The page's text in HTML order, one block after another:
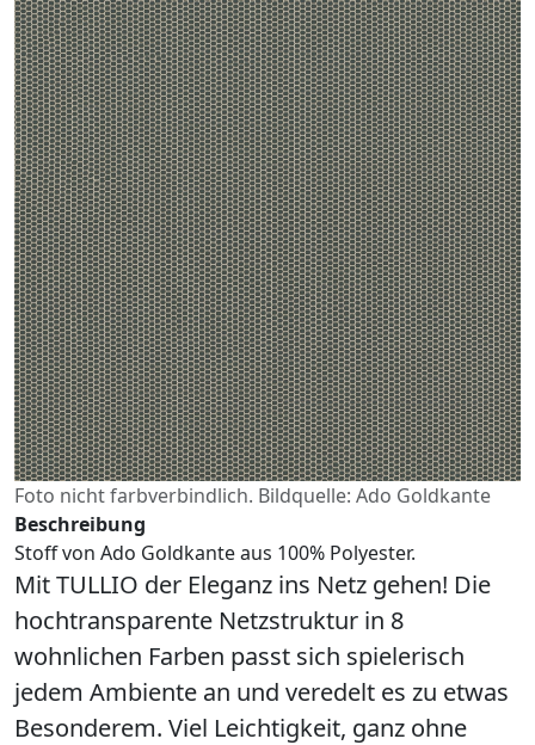
Foto nicht farbverbindlich. Bildquelle: Ado Goldkante
Beschreibung
Stoff von Ado Goldkante aus 100% Polyester.
Mit TULLIO der Eleganz ins Netz gehen! Die
hochtransparente Netzstruktur in 8
wohnlichen Farben passt sich spielerisch
jedem Ambiente an und veredelt es zu etwas
Besonderem. Viel Leichtigkeit, ganz ohne